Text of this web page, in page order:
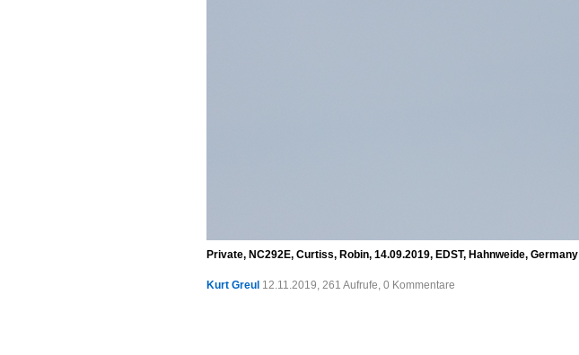
Private, NC292E, Curtiss, Robin, 14.09.2019, EDST, Hahnweide, Germany
Kurt Greul 12.11.2019, 261 Aufrufe, 0 Kommentare